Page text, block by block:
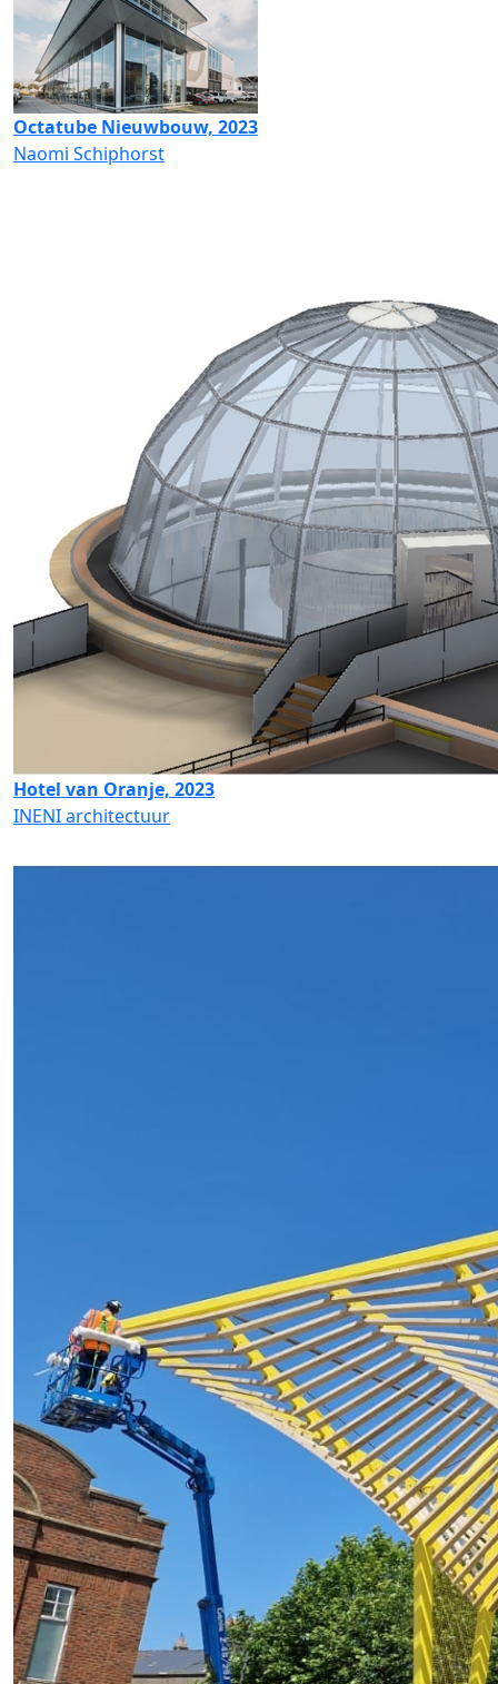
Octatube Nieuwbouw, 2023
Naomi Schiphorst
Hotel van Oranje, 2023
INENI architectuur